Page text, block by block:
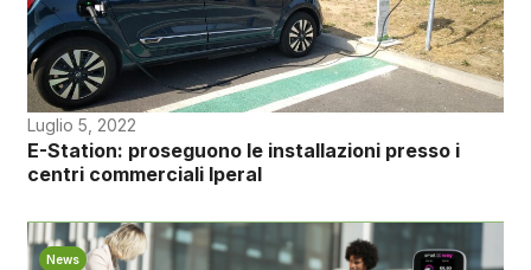
Luglio 5, 2022
E-Station: proseguono le installazioni presso i
centri commerciali Iperal
News